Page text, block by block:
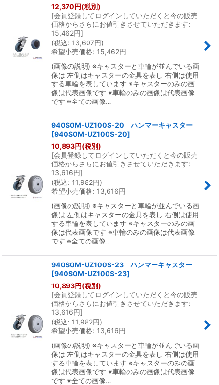
12,370円(税別)
[会員登録してログインしていただくと今の販売
価格からさらにお値引きさせていただきます:
15,462円]
(税込: 13,607円)
希望小売価格: 15,462円
(画像の説明) ※キャスターと車輪が並んでいる画
像は 左側はキャスターの金具を表し 右側は使用
する車輪を表しています ※キャスターのみの画
像は代表画像です ※車輪のみの画像は代表画像
です ※全ての画像…
940S0M-UZ100S-20 ハンマーキャスター
[940S0M-UZ100S-20]
10,893円(税別)
[会員登録してログインしていただくと今の販売
価格からさらにお値引きさせていただきます:
13,616円]
(税込: 11,982円)
希望小売価格: 13,616円
(画像の説明) ※キャスターと車輪が並んでいる画
像は 左側はキャスターの金具を表し 右側は使用
する車輪を表しています ※キャスターのみの画
像は代表画像です ※車輪のみの画像は代表画像
です ※全ての画像…
940S0M-UZ100S-23 ハンマーキャスター
[940S0M-UZ100S-23]
10,893円(税別)
[会員登録してログインしていただくと今の販売
価格からさらにお値引きさせていただきます:
13,616円]
(税込: 11,982円)
希望小売価格: 13,616円
(画像の説明) ※キャスターと車輪が並んでいる画
像は 左側はキャスターの金具を表し 右側は使用
する車輪を表しています ※キャスターのみの画
像は代表画像です ※車輪のみの画像は代表画像
です ※全ての画像…